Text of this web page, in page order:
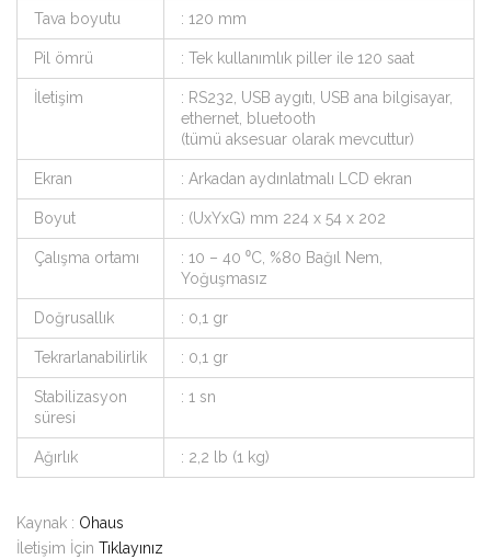
Tava boyutu : 120 mm
Pil ömrü : Tek kullanımlık piller ile 120 saat
İletişim
: RS232, USB aygıtı, USB ana bilgisayar,
ethernet, bluetooth
(tümü aksesuar olarak mevcuttur)
Ekran : Arkadan aydınlatmalı LCD ekran
Boyut : (UxYxG) mm 224 x 54 x 202
Çalışma ortamı
: 10 – 40 ⁰C, %80 Bağıl Nem,
Yoğuşmasız
Doğrusallık : 0,1 gr
Tekrarlanabilirlik : 0,1 gr
Stabilizasyon
süresi
: 1 sn
Ağırlık : 2,2 lb (1 kg)
Kaynak : Ohaus
İletişim İçin Tıklayınız